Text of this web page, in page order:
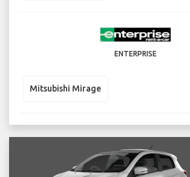
ENTERPRISE
Mitsubishi Mirage